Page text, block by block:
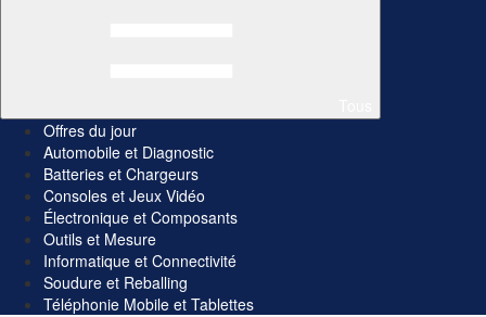
Offres du jour
Automobile et Diagnostic
Batteries et Chargeurs
Consoles et Jeux Vidéo
Électronique et Composants
Outils et Mesure
Informatique et Connectivité
Soudure et Reballing
Téléphonie Mobile et Tablettes